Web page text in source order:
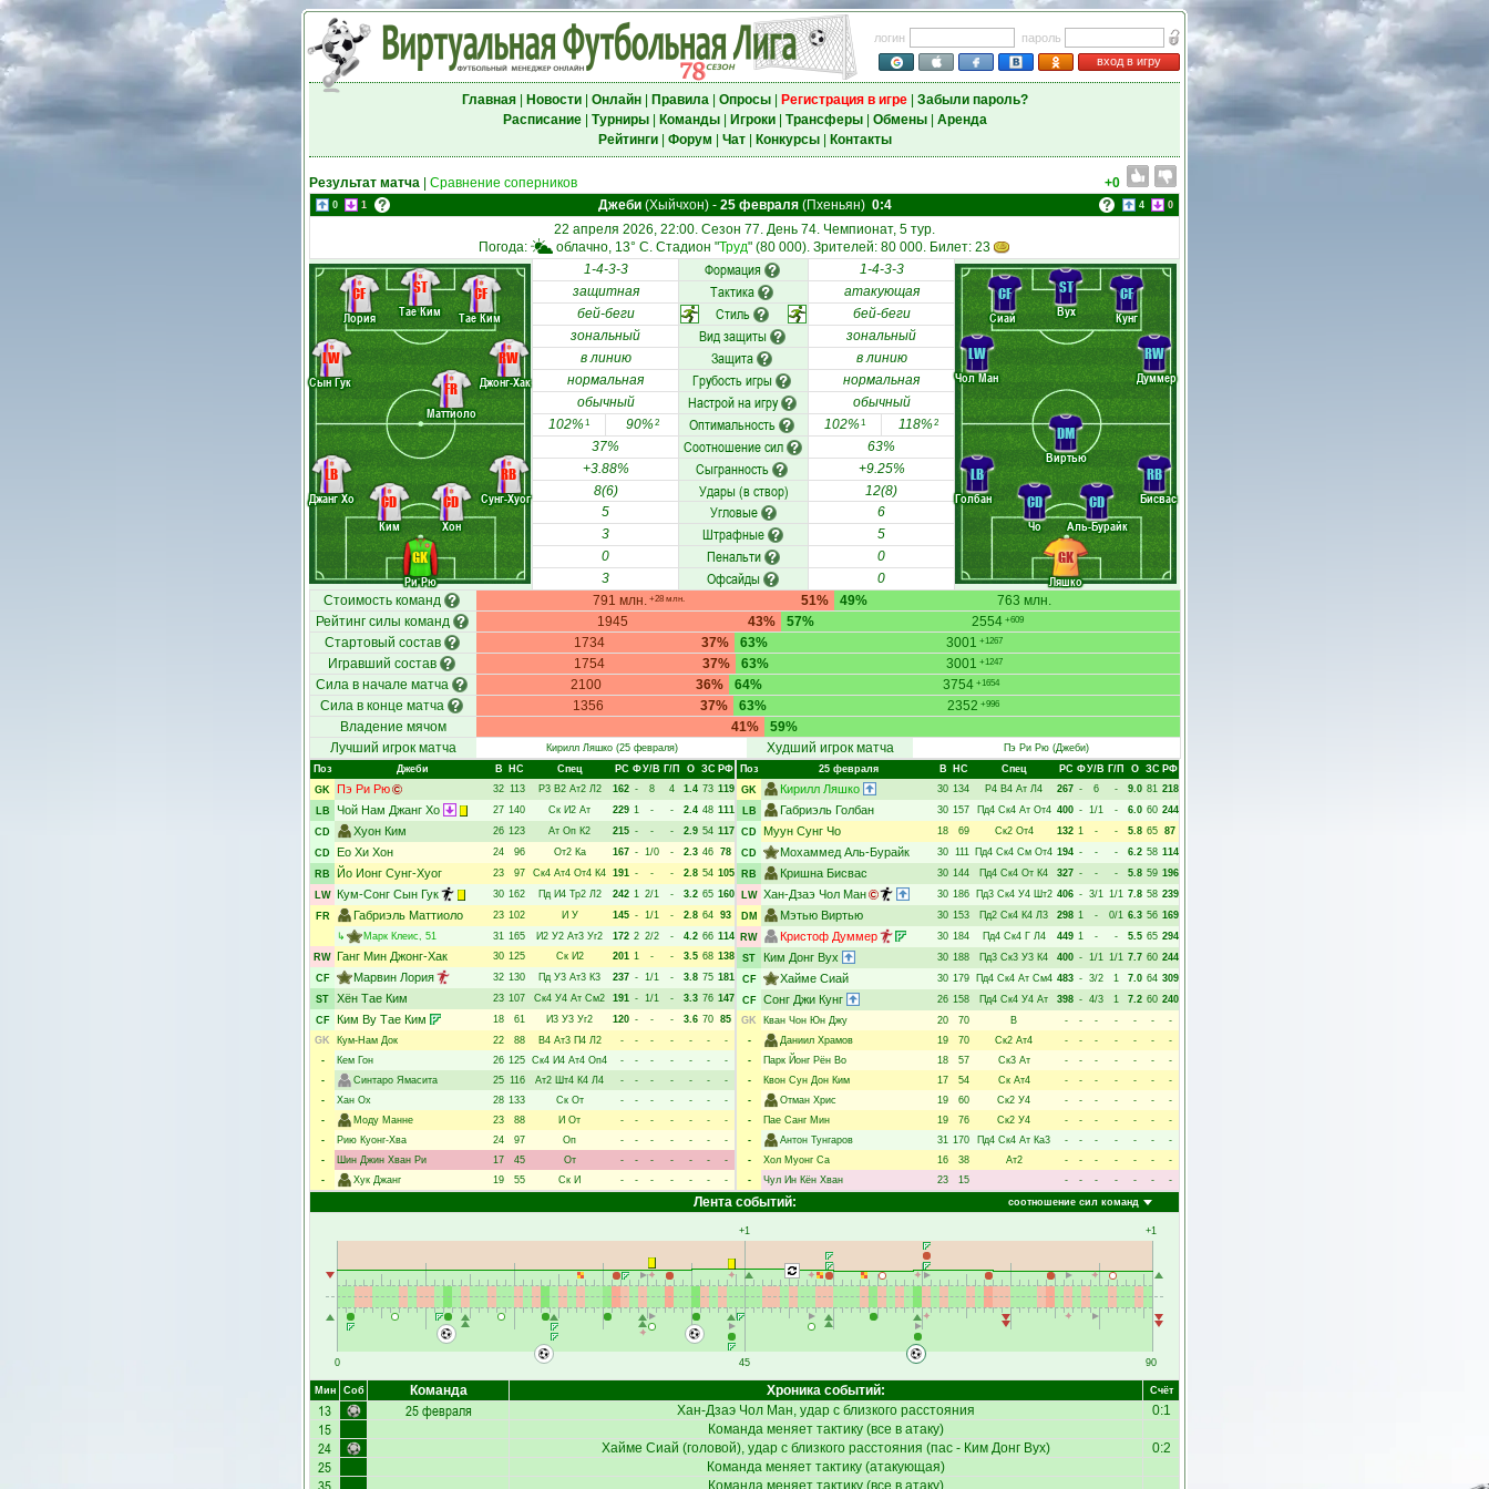
логин
пароль
вход в игру
Главная| Новости| Онлайн| Правила| Опросы| Регистрация в игре| Забыли пароль?
Расписание| Турниры| Команды| Игроки| Трансферы| Обмены| Аренда
Рейтинги| Форум Чат| Конкурсы| Контакты
Результат матча Сравнение соперников +0
0 1 Джеби(Хыйчхон)- 25 февраля(Пхеньян) 0:4 4 0
22 апреля 2026, 22:00. Сезон 77. День 74. Чемпионат, 5 тур.
Погода:
облачно, 13° C. Стадион "Труд" (80 000). Зрителей: 80 000. Билет: 23
Ри Рю
Джанг Хо
Ким
Хон
Сунг-Хуог
Сын Гук
Маттиоло
Джонг-Хак
Лория Тае Ким Тае Ким
GK
LB
CD
CD
RB
LW
FR
RW
CF ST CF
1-4-3-3 Формация 1-4-3-3
Ляшко
Голбан
Чо Аль-Бурайк
Бисвас
Чол Ман
Виртью
Думмер
Вух
Сиай Кунг
GK
LB
CD
CD
RB
LW
DM
RW
ST
CF CF
защитная Тактика
атакующая
бей-беги
Стиль
бей-беги
зональный
Вид защиты
зональный
в линию
Защита
в линию
нормальная
Грубость игры
нормальная
обычный
Настрой на игру
обычный
102%1 90%2 Оптимальность 102%1 118%2
37% Соотношение сил
63%
+3.88%
Сыгранность
+9.25%
8(6)
Удары (в створ)
12(8)
5
Угловые
6
3
Штрафные
5
0
Пенальти
0
3
Офсайды
0
Стоимость команд
791 млн. +28 млн. 51% 763 млн.
49%
Рейтинг силы команд
1945 43% 2554 +609
57%
Стартовый состав
1734 37% 3001 +1267
63%
Игравший состав
1754 37% 3001 +1247
63%
Сила в начале матча
2100 36% 3754 +1654
64%
Сила в конце матча
1356 37% 2352 +996
63%
Владение мячом
41%
59%
Лучший игрок матча
Кирилл Ляшко(25 февраля) Худший игрок матча Пэ Ри Рю (Джеби)
Поз
Джеби В НC Спец РC ФУ/В Г/П О ЗС РФ
GK Пэ Ри Рю 32 113 Р3 В2 Ат2 Л2 162 - 8 4 1.4 73 119
LB
Чой Нам Джанг Хо 27 140 Ск И2 Ат 229 1 - - 2.4 48 111
CD
Хуон Ким 26 123 Ат Оп К2 215 - - - 2.9 54 117
CD
Ео Хи Хон 24 96 От2 Ка 167 - 1/0 - 2.3 46 78
RB
Йо Ионг Сунг-Хуог 23 97 Ск4 Ат4 От4 К4 191 - - - 2.8 54 105
LW
Кум-Сонг Сын Гук 30 162 Пд И4 Тр2 Л2 242 1 2/1 - 3.2 65 160
FR
Габриэль Маттиоло 23 102 И У 145 - 1/1 - 2.8 64 93
↳
Марк Клеис, 51 31 165 И2 У2 Ат3 Уг2 172 2 2/2 - 4.2 66 114
RW Ганг Мин Джонг-Хак 30 125 Ск И2 201 1 - - 3.5 68 138
CF
Марвин Лория 32 130 Пд У3 Ат3 К3 237 - 1/1 - 3.8 75 181
ST
Хён Тае Ким 23 107 Ск4 У4 Ат См2 191 - 1/1 - 3.3 76 147
CF
Ким Ву Тае Ким 18 61 И3 У3 Уг2 120 - - - 3.6 70 85
GK
Кум-Нам Док 22 88 В4 Ат3 П4 Л2 - - - - - -
-
-
Кем Гон 26 125 Ск4 И4 Ат4 Оп4 - - - - - -
-
-
Синтаро Ямасита 25 116 Ат2 Шт4 К4 Л4 - - - - - -
-
-
Хан Ох 28 133 Ск От - - - - - -
-
-
Моду Манне 23 88 И От - - - - - -
-
-
Рию Куонг-Хва 24 97 Оп - - - - - -
-
-
Шин Джин Хван Ри 17 45 От - - - - - -
-
-
Хук Джанг 19 55 Ск И - - - - - - -
Поз 25 февраля В НC Спец РC ФУ/В Г/П О ЗС РФ
GK
Кирилл Ляшко 30 134 Р4 В4 Ат Л4 267 - 6 - 9.0 81 218
LB
Габриэль Голбан 30 157 Пд4 Ск4 Ат От4 400 - 1/1 - 6.0 60 244
CD
Муун Сунг Чо 18 69 Ск2 От4 132 1 - - 5.8 65 87
CD
Мохаммед Аль-Бурайк 30 111 Пд4 Ск4 См От4 194 - - - 6.2 58 114
RB
Кришна Бисвас 30 144 Пд4 Ск4 От К4 327 - - - 5.8 59 196
LW Хан-Дзаэ Чол Ман 30 186 Пд3 Ск4 У4 Шт2 406 - 3/1 1/1 7.8 58 239
DM
Мэтью Виртью 30 153 Пд2 Ск4 К4 Л3 298 1 - 0/1 6.3 56 169
RW
Кристоф Думмер 30 184 Пд4 Ск4 Г Л4 449 1 - - 5.5 65 294
ST
Ким Донг Вух 30 188 Пд3 Ск3 У3 К4 400 - 1/1 1/1 7.7 60 244
CF
Хайме Сиай 30 179 Пд4 Ск4 Ат См4 483 - 3/2 1 7.0 64 309
CF
Сонг Джи Кунг 26 158 Пд4 Ск4 У4 Ат 398 - 4/3 1 7.2 60 240
GK
Кван Чон Юн Джу 20 70 В - - - - - -
-
-
Даниил Храмов 19 70 Ск2 Ат4 - - - - - -
-
-
Парк Йонг Рён Во 18 57 Ск3 Ат - - - - - -
-
-
Квон Сун Дон Ким 17 54 Ск Ат4 - - - - - -
-
-
Отман Хрис 19 60 Ск2 У4 - - - - - -
-
-
Пае Санг Мин 19 76 Ск2 У4 - - - - - -
-
-
Антон Тунгаров 31 170 Пд4 Ск4 Ат Ка3 - - - - - -
-
-
Хол Муонг Са 16 38 Ат2 - - - - - -
-
-
Чул Ин Кён Хван 23 15 - - - - - -
-
соотношение сил команд
Лента событий:
0
+1
45
+1
90
Мин Соб Команда Хроника событий: Счёт
13 25 февраля Хан-Дзаэ Чол Ман, удар с близкого расстояния 0:1
15 Команда меняет тактику (все в атаку)
24 Хайме Сиай (головой), удар с близкого расстояния (пас - Ким Донг Вух) 0:2
25 Команда меняет тактику (атакующая)
Команда меняет тактику (все в атаку)